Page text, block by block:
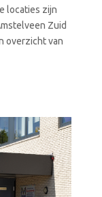
locaties zijn
Zuid
overzicht van